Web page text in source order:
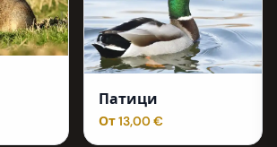
Патици
От 13,00 €